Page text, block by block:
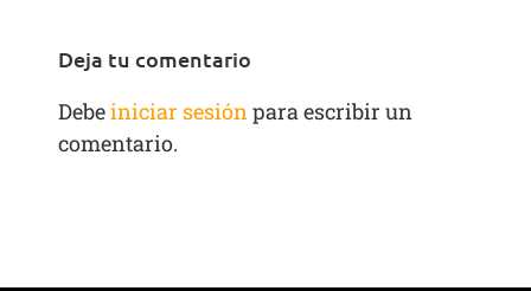
Deja tu comentario
Debeiniciar sesiónpara escribir un
comentario.